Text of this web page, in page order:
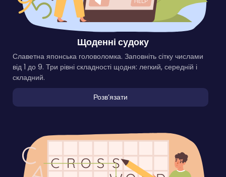
Щоденні судоку
Славетна японська головоломка. Заповніть сітку числами
від 1 до 9. Три рівні складності щодня: легкий, середній і
складний.
Розвʼязати